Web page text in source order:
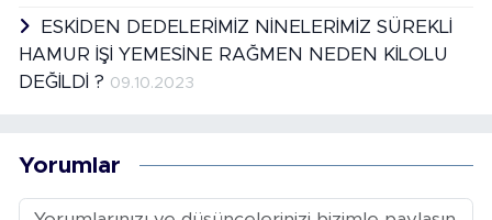
ESKİDEN DEDELERİMİZ NİNELERİMİZ SÜREKLİ
HAMUR İŞİ YEMESİNE RAĞMEN NEDEN KİLOLU
DEĞİLDİ ? 09.10.2023
Yorumlar